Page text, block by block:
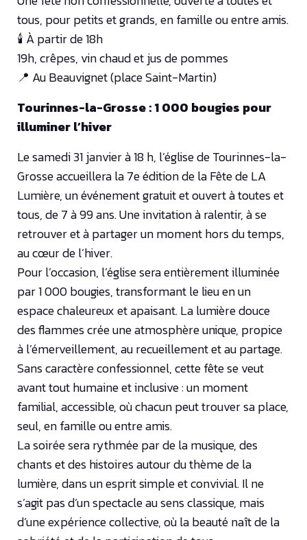
tous, pour petits et grands, en famille ou entre amis.
🕯️ À partir de 18h
19h, crêpes, vin chaud et jus de pommes
📍 Au Beauvignet (place Saint-Martin)
Tourinnes-la-Grosse : 1 000 bougies pour
illuminer l’hiver
Le samedi 31 janvier à 18 h, l’église de Tourinnes-la-
Grosse accueillera la 7e édition de la Fête de LA
Lumière, un événement gratuit et ouvert à toutes et
tous, de 7 à 99 ans. Une invitation à ralentir, à se
retrouver et à partager un moment hors du temps,
au cœur de l’hiver.
Pour l’occasion, l’église sera entièrement illuminée
par 1 000 bougies, transformant le lieu en un
espace chaleureux et apaisant. La lumière douce
des flammes crée une atmosphère unique, propice
à l’émerveillement, au recueillement et au partage.
Sans caractère confessionnel, cette fête se veut
avant tout humaine et inclusive : un moment
familial, accessible, où chacun peut trouver sa place,
seul, en famille ou entre amis.
La soirée sera rythmée par de la musique, des
chants et des histoires autour du thème de la
lumière, dans un esprit simple et convivial. Il ne
s’agit pas d’un spectacle au sens classique, mais
d’une expérience collective, où la beauté naît de la